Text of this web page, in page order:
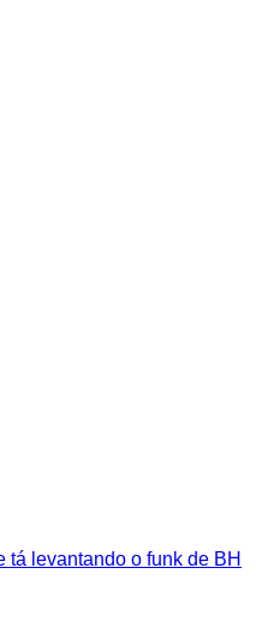
tá levantando o funk de BH